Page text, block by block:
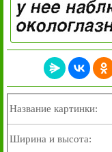
Название картинки:
Ширина и высота: